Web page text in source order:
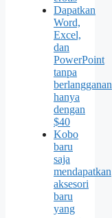
Dapatkan
Word,
Excel,
dan
PowerPoint
tanpa
berlangganan
hanya
dengan
$40
Kobo
baru
saja
mendapatkan
aksesori
baru
yang